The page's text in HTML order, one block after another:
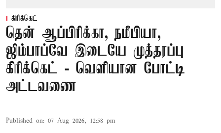
கிரிக்கெட்
தென் ஆப்பிரிக்கா, நமீபியா,
ஜிம்பாப்வே இடையே முத்தரப்பு
கிரிக்கெட் - வெளியான போட்டி
அட்டவணை
Published on: 07 Aug 2026, 12:58 pm